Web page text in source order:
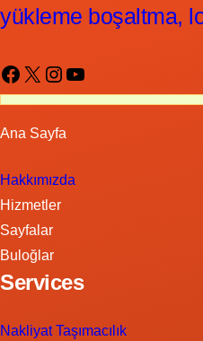
yükleme boşaltma,
Facebook X Instagram YouTube
Ana Sayfa
Hakkımızda
Hizmetler
Sayfalar
Buloğlar
Services
Nakliyat Taşımacılık